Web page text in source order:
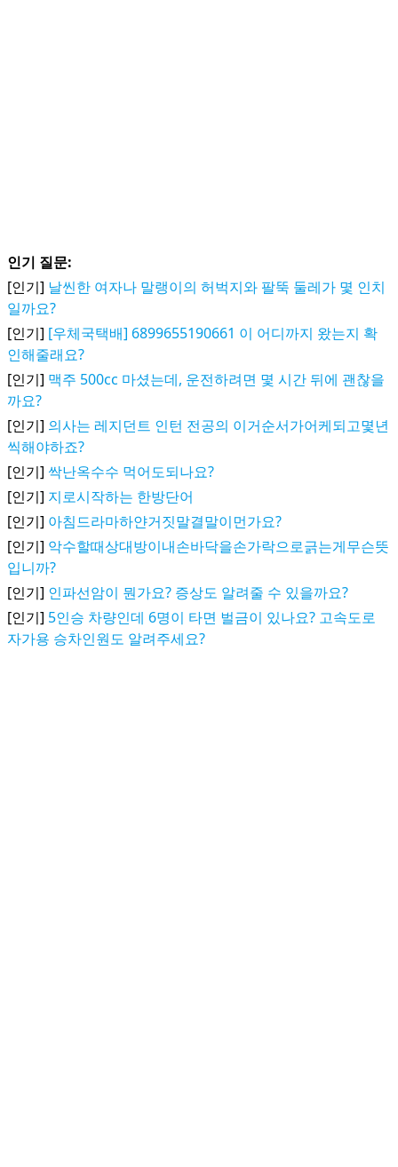
인기 질문:
[인기] 날씬한 여자나 말랭이의 허벅지와 팔뚝 둘레가 몇 인치
일까요?
[인기] [우체국택배] 6899655190661 이 어디까지 왔는지 확
인해줄래요?
[인기] 맥주 500cc 마셨는데, 운전하려면 몇 시간 뒤에 괜찮을
까요?
[인기] 의사는 레지던트 인턴 전공의 이거순서가어케되고몇년
씩해야하죠?
[인기] 싹난옥수수 먹어도되나요?
[인기] 지로시작하는 한방단어
[인기] 아침드라마하얀거짓말결말이먼가요?
[인기] 악수할때상대방이내손바닥을손가락으로긁는게무슨뜻
입니까?
[인기] 인파선암이 뭔가요? 증상도 알려줄 수 있을까요?
[인기] 5인승 차량인데 6명이 타면 벌금이 있나요? 고속도로
자가용 승차인원도 알려주세요?